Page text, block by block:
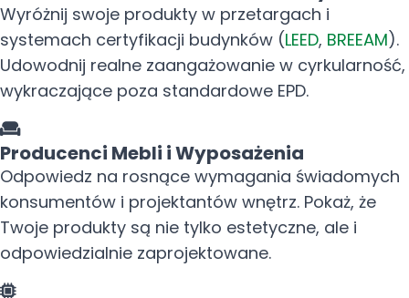
Wyróżnij swoje produkty w przetargach i
systemach certyfikacji budynków (LEED, BREEAM).
Udowodnij realne zaangażowanie w cyrkularność,
wykraczające poza standardowe EPD.
Producenci Mebli i Wyposażenia
Odpowiedz na rosnące wymagania świadomych
konsumentów i projektantów wnętrz. Pokaż, że
Twoje produkty są nie tylko estetyczne, ale i
odpowiedzialnie zaprojektowane.